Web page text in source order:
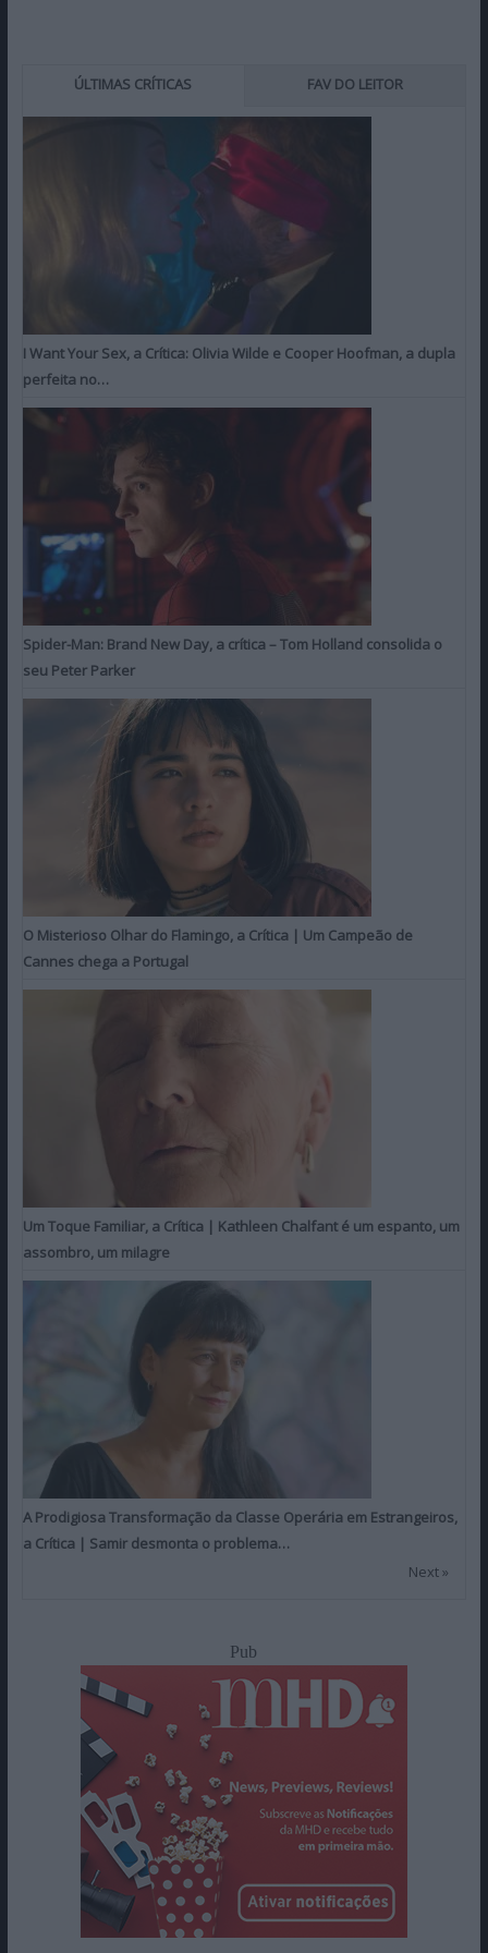
ÚLTIMAS CRÍTICAS FAV DO LEITOR
I Want Your Sex, a Crítica: Olivia Wilde e Cooper Hoofman, a dupla
perfeita no…
Spider-Man: Brand New Day, a crítica – Tom Holland consolida o
seu Peter Parker
O Misterioso Olhar do Flamingo, a Crítica | Um Campeão de
Cannes chega a Portugal
Um Toque Familiar, a Crítica | Kathleen Chalfant é um espanto, um
assombro, um milagre
A Prodigiosa Transformação da Classe Operária em Estrangeiros,
a Crítica | Samir desmonta o problema…
Next »
Pub